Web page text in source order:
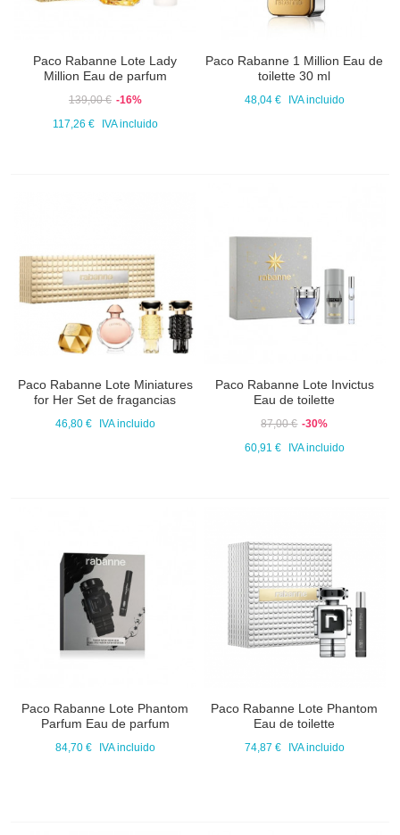
Paco Rabanne Lote Lady
Million Eau de parfum
139,00 € -16%
117,26 €
IVA incluido
Paco Rabanne 1 Million Eau de
toilette 30 ml
48,04 € IVA incluido
Paco Rabanne Lote Miniatures
for Her Set de fragancias
46,80 € IVA incluido
Paco Rabanne Lote Invictus
Eau de toilette
87,00 € -30%
60,91 €
IVA incluido
Paco Rabanne Lote Phantom
Parfum Eau de parfum
84,70 € IVA incluido
Paco Rabanne Lote Phantom
Eau de toilette
74,87 € IVA incluido